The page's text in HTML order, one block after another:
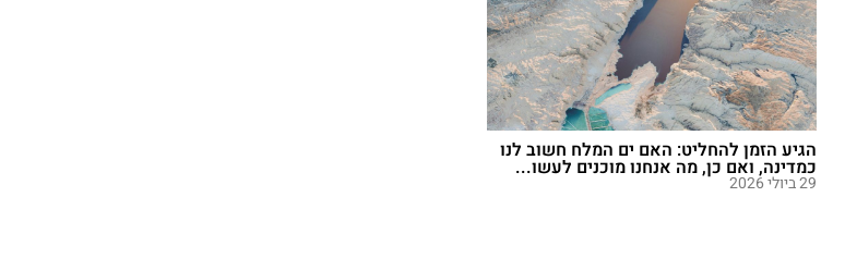
הגיע הזמן להחליט: האם ים המלח חשוב לנו
כמדינה, ואם כן, מה אנחנו מוכנים לעשו...
29 ביולי 2026